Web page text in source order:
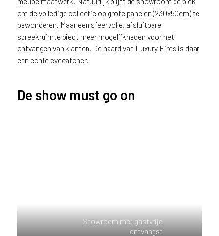
om de volledige collectie op grote panelen (230x50cm) te
bewonderen. Maar een sfeervolle, afsluitbare
spreekruimte biedt meer mogelijkheden voor het
ontvangen van klanten. De haard van Luxury Fires is daar
een echte eyecatcher.
De show must go on
Showroom met gastvrije
ontvangst